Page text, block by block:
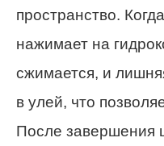
пространство.
нажимает на
сжимается, и
в улей, что
После завершения